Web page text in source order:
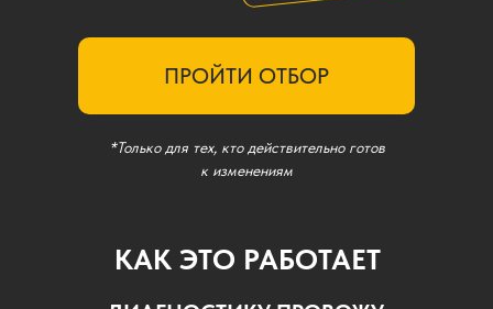
ПРОЙТИ ОТБОР
*Только для тех, кто действительно готов
к изменениям
КАК ЭТО РАБОТАЕТ